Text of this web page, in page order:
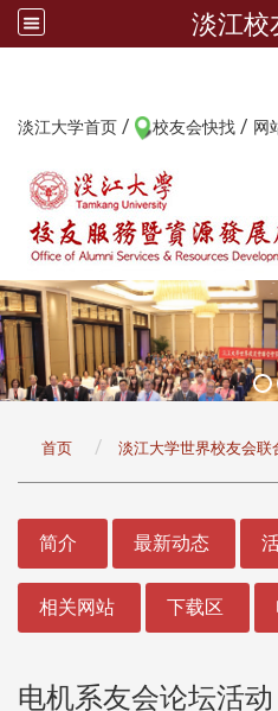
淡江校
淡江大学首页 / 校友会快找 / 网
首页 淡江大学世界校友会联
简介 最新动态
相关网站 下载区
​​​​​​​电机系友会论坛活动